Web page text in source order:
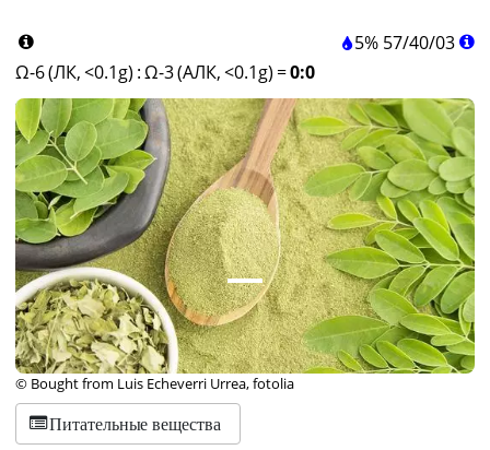
5% 57/40/03
Ω-6 (ЛК, <0.1g) :Ω-3 (АЛК, <0.1g) =0:0
© Bought from Luis Echeverri Urrea, fotolia
Питательные вещества